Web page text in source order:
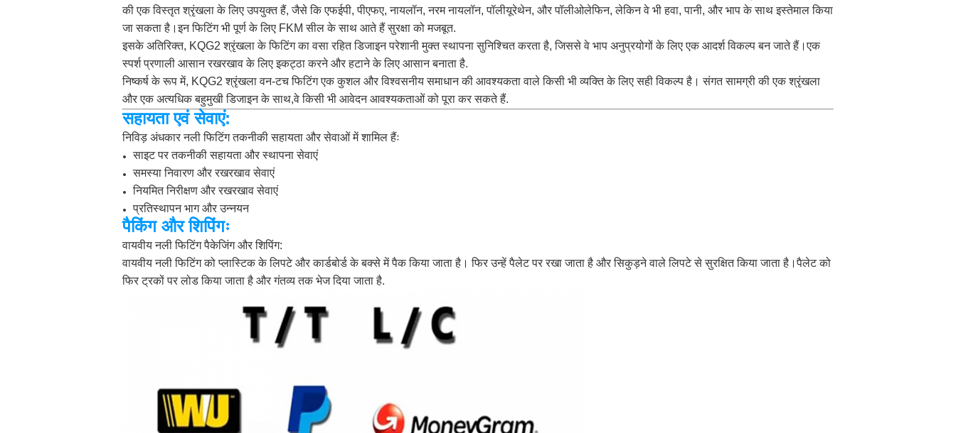
की एक विस्तृत श्रृंखला के लिए उपयुक्त हैं, जैसे कि एफईपी, पीएफए, नायलॉन, नरम नायलॉन, पॉलीयूरेथेन, और पॉलीओलेफिन, लेकिन वे भी हवा, पानी, और भाप के साथ इस्तेमाल किया
जा सकता है।इन फिटिंग भी पूर्ण के लिए FKM सील के साथ आते हैं सुरक्षा को मजबूत.
इसके अतिरिक्त, KQG2 श्रृंखला के फिटिंग का वसा रहित डिजाइन परेशानी मुक्त स्थापना सुनिश्चित करता है, जिससे वे भाप अनुप्रयोगों के लिए एक आदर्श विकल्प बन जाते हैं।एक
स्पर्श प्रणाली आसान रखरखाव के लिए इकट्ठा करने और हटाने के लिए आसान बनाता है.
निष्कर्ष के रूप में, KQG2 श्रृंखला वन-टच फिटिंग एक कुशल और विश्वसनीय समाधान की आवश्यकता वाले किसी भी व्यक्ति के लिए सही विकल्प है। संगत सामग्री की एक श्रृंखला
और एक अत्यधिक बहुमुखी डिजाइन के साथ,वे किसी भी आवेदन आवश्यकताओं को पूरा कर सकते हैं.
सहायता एवं सेवाएं:
निविड़ अंधकार नली फिटिंग तकनीकी सहायता और सेवाओं में शामिल हैंः
साइट पर तकनीकी सहायता और स्थापना सेवाएं
समस्या निवारण और रखरखाव सेवाएं
नियमित निरीक्षण और रखरखाव सेवाएं
प्रतिस्थापन भाग और उन्नयन
पैकिंग और शिपिंगः
वायवीय नली फिटिंग पैकेजिंग और शिपिंग:
वायवीय नली फिटिंग को प्लास्टिक के लिपटे और कार्डबोर्ड के बक्से में पैक किया जाता है। फिर उन्हें पैलेट पर रखा जाता है और सिकुड़ने वाले लिपटे से सुरक्षित किया जाता है।पैलेट को
फिर ट्रकों पर लोड किया जाता है और गंतव्य तक भेज दिया जाता है.